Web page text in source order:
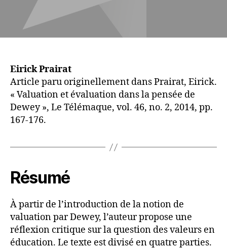
Eirick Prairat
Article paru originellement dansPrairat, Eirick.
« Valuation et évaluation dans la pensée de
Dewey », Le Télémaque, vol. 46, no. 2, 2014, pp.
167-176.
Résumé
À partir de l’introduction de la notion de
valuation par Dewey, l’auteur propose une
réflexion critique sur la question des valeurs en
éducation. Le texte est divisé en quatre parties.